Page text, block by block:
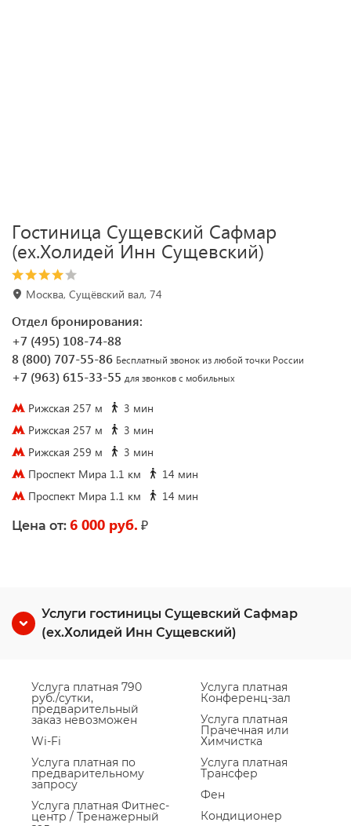
Гостиница Сущевский Сафмар
(ex.Холидей Инн Сущевский)
Москва, Сущёвский вал, 74
Отдел бронирования:
+7 (495) 108-74-88
8 (800) 707-55-86 Бесплатный звонок из любой точки России
+7 (963) 615-33-55 для звонков с мобильных
Рижская 257 м
3 мин
Рижская 257 м
3 мин
Рижская 259 м
3 мин
Проспект Мира 1.1 км
14 мин
Проспект Мира 1.1 км
14 мин
Цена от: 6 000 руб. ₽
Услуги гостиницы Сущевский Сафмар
(ex.Холидей Инн Сущевский)
Услуга платная 790
руб./сутки,
предварительный
заказ невозможен
Wi-Fi
Услуга платная по
предварительному
запросу
Услуга платная Фитнес-
центр / Тренажерный
Услуга платная
Конференц-зал
Услуга платная
Прачечная или
Химчистка
Услуга платная
Трансфер
Фен
Кондиционер